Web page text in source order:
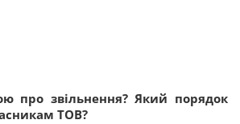
про звільнення? Який порядок
ТОВ?